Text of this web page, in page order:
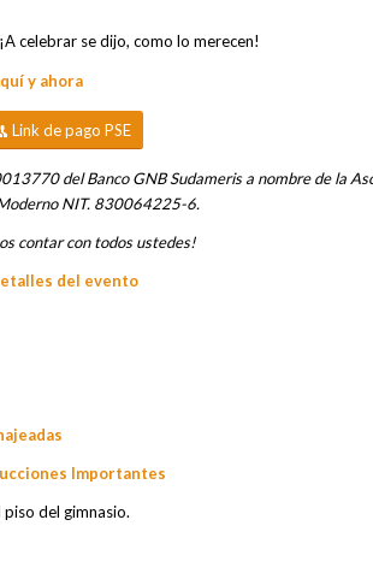
celebrar se dijo, como lo merecen!
y ahora
Link de pago PSE
del Banco GNB Sudameris a nombre de la
NIT. 830064225-6.
contar con todos ustedes!
del evento
Importantes
del gimnasio.